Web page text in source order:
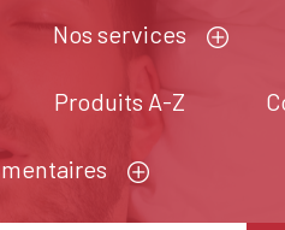
Nos services
Produits A-Z